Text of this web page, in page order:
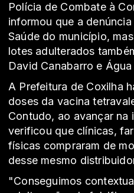
Polícia de Combate à
informou que a
Saúde do município,
lotes adulterados
David Canabarro e Água
A Prefeitura de Coxilha
doses da vacina
Contudo, ao avançar na
verificou que clínicas,
físicas compraram de
desse mesmo
"Conseguimos